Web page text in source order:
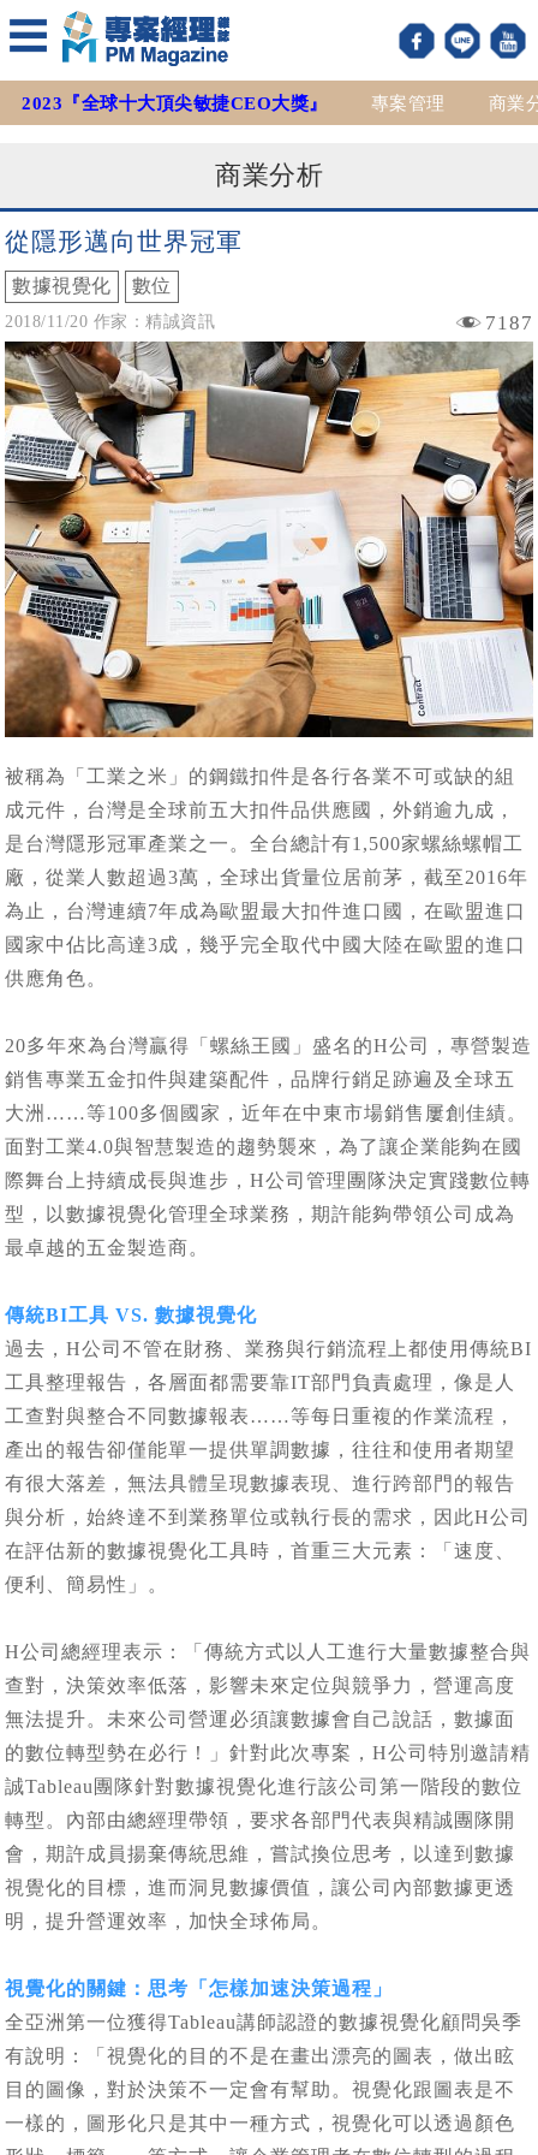
2023『全球十大頂尖敏捷CEO大獎』 專案管理 商業
商業分析
從隱形邁向世界冠軍
數據視覺化 數位
2018/11/20 作家：精誠資訊 7187
被稱為「工業之米」的鋼鐵扣件是各行各業不可或缺的組
成元件，台灣是全球前五大扣件品供應國，外銷逾九成，
是台灣隱形冠軍產業之一。全台總計有1,500家螺絲螺帽工
廠，從業人數超過3萬，全球出貨量位居前茅，截至2016年
為止，台灣連續7年成為歐盟最大扣件進口國，在歐盟進口
國家中佔比高達3成，幾乎完全取代中國大陸在歐盟的進口
供應角色。
20多年來為台灣贏得「螺絲王國」盛名的H公司，專營製造
銷售專業五金扣件與建築配件，品牌行銷足跡遍及全球五
大洲……等100多個國家，近年在中東市場銷售屢創佳績。
面對工業4.0與智慧製造的趨勢襲來，為了讓企業能夠在國
際舞台上持續成長與進步，H公司管理團隊決定實踐數位轉
型，以數據視覺化管理全球業務，期許能夠帶領公司成為
最卓越的五金製造商。
傳統BI工具 VS. 數據視覺化
過去，H公司不管在財務、業務與行銷流程上都使用傳統BI
工具整理報告，各層面都需要靠IT部門負責處理，像是人
工查對與整合不同數據報表……等每日重複的作業流程，
產出的報告卻僅能單一提供單調數據，往往和使用者期望
有很大落差，無法具體呈現數據表現、進行跨部門的報告
與分析，始終達不到業務單位或執行長的需求，因此H公司
在評估新的數據視覺化工具時，首重三大元素：「速度、
便利、簡易性」。
H公司總經理表示：「傳統方式以人工進行大量數據整合與
查對，決策效率低落，影響未來定位與競爭力，營運高度
無法提升。未來公司營運必須讓數據會自己說話，數據面
的數位轉型勢在必行！」針對此次專案，H公司特別邀請精
誠Tableau團隊針對數據視覺化進行該公司第一階段的數位
轉型。內部由總經理帶領，要求各部門代表與精誠團隊開
會，期許成員揚棄傳統思維，嘗試換位思考，以達到數據
視覺化的目標，進而洞見數據價值，讓公司內部數據更透
明，提升營運效率，加快全球佈局。
視覺化的關鍵：思考「怎樣加速決策過程」
全亞洲第一位獲得Tableau講師認證的數據視覺化顧問吳季
有說明：「視覺化的目的不是在畫出漂亮的圖表，做出眩
目的圖像，對於決策不一定會有幫助。視覺化跟圖表是不
一樣的，圖形化只是其中一種方式，視覺化可以透過顏色